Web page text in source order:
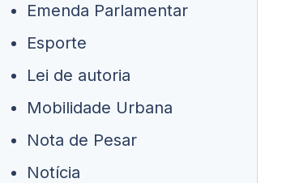
Emenda Parlamentar
Esporte
Lei de autoria
Mobilidade Urbana
Nota de Pesar
Notícia